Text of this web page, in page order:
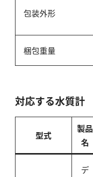
包装外形
梱包重量
対応する水質計
型式
製品
名
デ
油分
過酸化水素
フェノール
シリカ
ビタミンC
ひ素